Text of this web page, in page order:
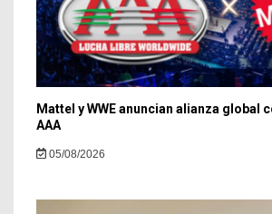
Mattel y WWE anuncian alianza global
AAA
05/08/2026